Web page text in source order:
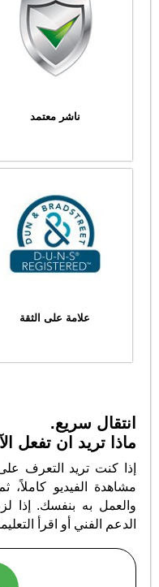
ناشر معتمد
علامة على الثقة
انتقال سريع.
ماذا تريد ان تفعل
إذا كنت تريد التعرف
مشاهدة الفيديو كاملاً،
والعمل به بنفسك. إذا
الدعم الفني أو اقرأ